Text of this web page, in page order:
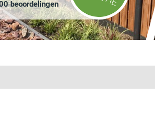
beoordelingen